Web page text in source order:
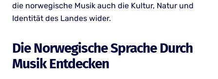
die norwegische Musik auch die Kultur, Natur und
Identität des Landes wider.
Die Norwegische Sprache Durch
Musik Entdecken